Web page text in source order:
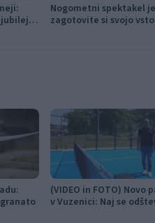
jubilejni
Nogometni spektakel
zagotovite si svojo
(VIDEO in FOTO) Novo
v Vuzenici: Naj se